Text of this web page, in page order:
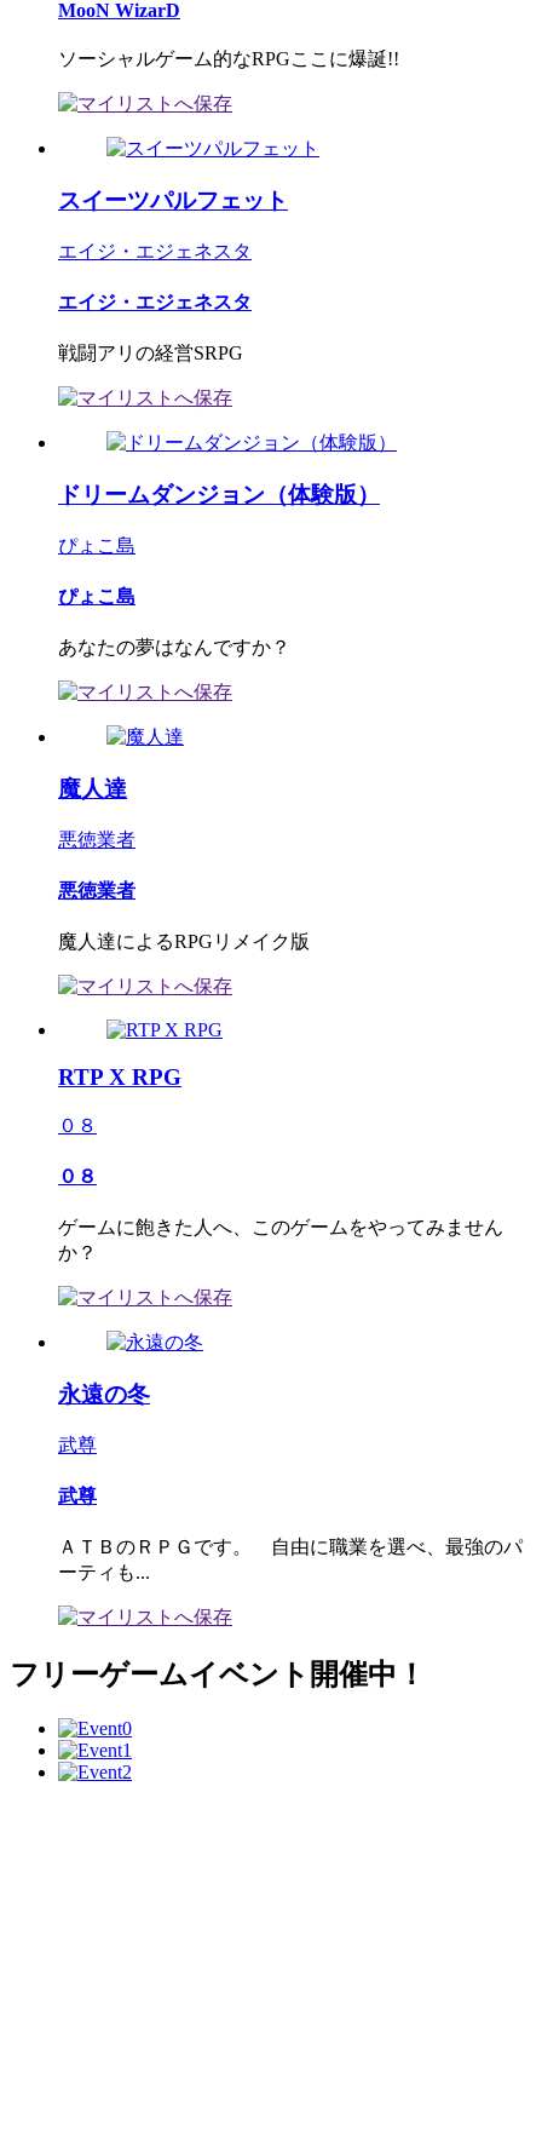
MooN WizarD
ソーシャルゲーム的なRPGここに爆誕!!
スイーツパルフェット
エイジ・エジェネスタ
エイジ・エジェネスタ
戦闘アリの経営SRPG
ドリームダンジョン（体験版）
ぴょこ島
ぴょこ島
あなたの夢はなんですか？
魔人達
悪徳業者
悪徳業者
魔人達によるRPGリメイク版
RTP X RPG
０８
０８
ゲームに飽きた人へ、このゲームをやってみません
か？
永遠の冬
武尊
武尊
ＡＴＢのＲＰＧです。 自由に職業を選べ、最強のパ
ーティも...
フリーゲームイベント開催中！